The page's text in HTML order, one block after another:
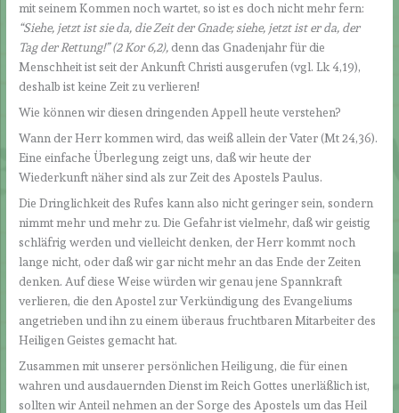
mit seinem Kommen noch wartet, so ist es doch nicht mehr fern:
“Siehe, jetzt ist sie da, die Zeit der Gnade; siehe, jetzt ist er da, der
Tag der Rettung!” (2 Kor 6,2),denn das Gnadenjahr für die
Menschheit ist seit der Ankunft Christi ausgerufen (vgl. Lk 4,19),
deshalb ist keine Zeit zu verlieren!
Wie können wir diesen dringenden Appell heute verstehen?
Wann der Herr kommen wird, das weiß allein der Vater (Mt 24,36).
Eine einfache Überlegung zeigt uns, daß wir heute der
Wiederkunft näher sind als zur Zeit des Apostels Paulus.
Die Dringlichkeit des Rufes kann also nicht geringer sein, sondern
nimmt mehr und mehr zu. Die Gefahr ist vielmehr, daß wir geistig
schläfrig werden und vielleicht denken, der Herr kommt noch
lange nicht, oder daß wir gar nicht mehr an das Ende der Zeiten
denken. Auf diese Weise würden wir genau jene Spannkraft
verlieren, die den Apostel zur Verkündigung des Evangeliums
angetrieben und ihn zu einem überaus fruchtbaren Mitarbeiter des
Heiligen Geistes gemacht hat.
Zusammen mit unserer persönlichen Heiligung, die für einen
wahren und ausdauernden Dienst im Reich Gottes unerläßlich ist,
sollten wir Anteil nehmen an der Sorge des Apostels um das Heil